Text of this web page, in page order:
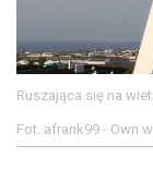
Ruszająca się na
Fot. afrank99 - Own